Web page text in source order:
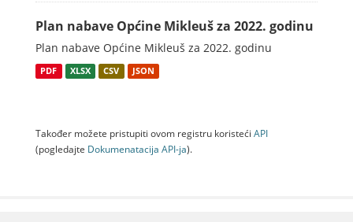
Plan nabave Općine Mikleuš za 2022. godinu
Plan nabave Općine Mikleuš za 2022. godinu
PDF XLSX CSV JSON
Također možete pristupiti ovom registru koristeći API
(pogledajte Dokumenаtаcijа API-jа).